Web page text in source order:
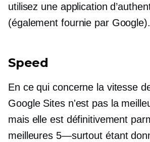
utilisez une application
(également fournie par Google).
Speed
En ce qui concerne la vitesse
Google Sites n'est pas la
mais elle est définitivement
meilleures 5—surtout étant